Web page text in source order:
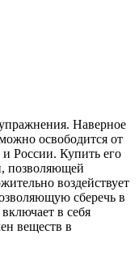
Наверное
освободится от
России. Купить его
позволяющей
воздействует
сберечь в
в себя
веществ в